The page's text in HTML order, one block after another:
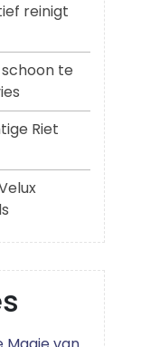
reinigt
te
Riet